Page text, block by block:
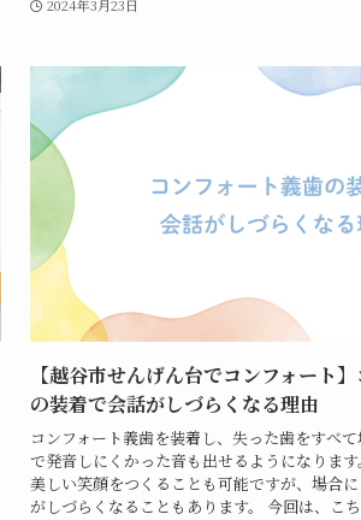
2024年3月23日
【越谷市せんげん台でコンフォート
の装着で会話がしづらくなる理由
コンフォート義歯を装着し、失った歯をすべ
で発音しにくかった音も出せるようになりま
美しい笑顔をつくることも可能ですが、場合
がしづらくなることもあります。 今回は、こ